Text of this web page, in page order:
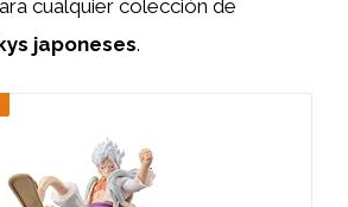
cualquier colección de
japoneses.